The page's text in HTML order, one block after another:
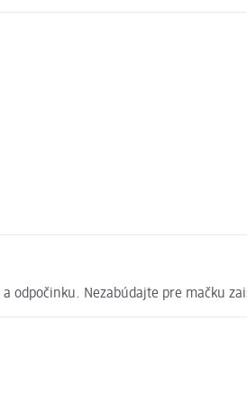
odpočinku. Nezabúdajte pre mačku